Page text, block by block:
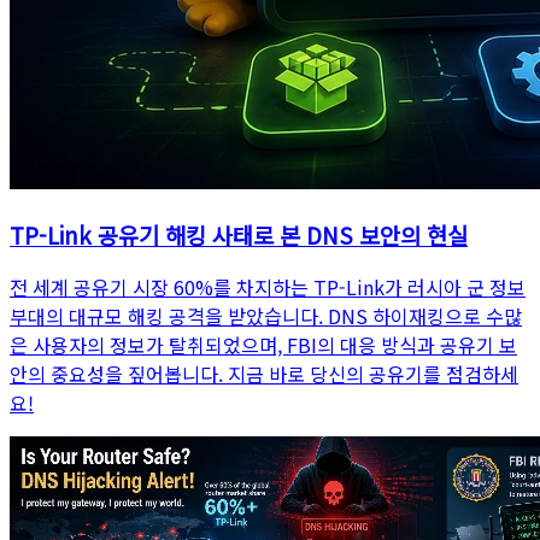
TP-Link 공유기 해킹 사태로 본 DNS 보안의 현실
전 세계 공유기 시장 60%를 차지하는 TP-Link가 러시아 군 정보
부대의 대규모 해킹 공격을 받았습니다. DNS 하이재킹으로 수많
은 사용자의 정보가 탈취되었으며, FBI의 대응 방식과 공유기 보
안의 중요성을 짚어봅니다. 지금 바로 당신의 공유기를 점검하세
요!